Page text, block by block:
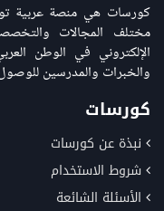
كورسات هي منصة عربية
مختلف المجالات
الإلكتروني في الوطن
والخبرات والمدرسين
كورسات
نبذة عن كورسات
شروط الاستخدام
الأسئلة الشائعة